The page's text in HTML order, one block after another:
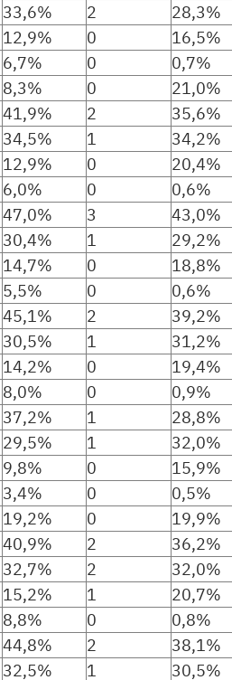
33,6% 2
28,3%
12,9% 0
16,5%
6,7% 0
0,7%
8,3% 0
21,0%
41,9% 2
35,6%
34,5% 1
34,2%
12,9% 0
20,4%
6,0% 0
0,6%
47,0% 3
43,0%
30,4% 1
29,2%
14,7% 0
18,8%
5,5% 0
0,6%
45,1% 2
39,2%
30,5% 1
31,2%
14,2% 0
19,4%
8,0% 0
0,9%
37,2% 1
28,8%
29,5% 1
32,0%
9,8% 0
15,9%
3,4% 0
0,5%
19,2% 0
19,9%
40,9% 2
36,2%
32,7% 2
32,0%
15,2% 1
20,7%
8,8% 0
0,8%
44,8% 2
38,1%
32,5% 1
30,5%